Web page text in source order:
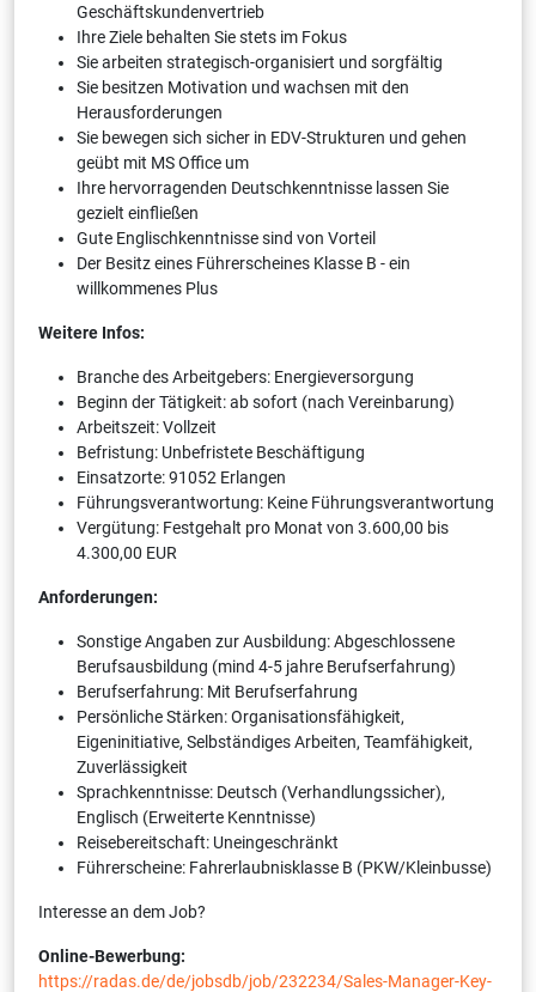
Geschäftskundenvertrieb
Ihre Ziele behalten Sie stets im Fokus
Sie arbeiten strategisch-organisiert und sorgfältig
Sie besitzen Motivation und wachsen mit den
Herausforderungen
Sie bewegen sich sicher in EDV-Strukturen und gehen
geübt mit MS Office um
Ihre hervorragenden Deutschkenntnisse lassen Sie
gezielt einfließen
Gute Englischkenntnisse sind von Vorteil
Der Besitz eines Führerscheines Klasse B - ein
willkommenes Plus
Weitere Infos:
Branche des Arbeitgebers: Energieversorgung
Beginn der Tätigkeit: ab sofort (nach Vereinbarung)
Arbeitszeit: Vollzeit
Befristung: Unbefristete Beschäftigung
Einsatzorte: 91052 Erlangen
Führungsverantwortung: Keine Führungsverantwortung
Vergütung: Festgehalt pro Monat von 3.600,00 bis
4.300,00 EUR
Anforderungen:
Sonstige Angaben zur Ausbildung: Abgeschlossene
Berufsausbildung (mind 4-5 jahre Berufserfahrung)
Berufserfahrung: Mit Berufserfahrung
Persönliche Stärken: Organisationsfähigkeit,
Eigeninitiative, Selbständiges Arbeiten, Teamfähigkeit,
Zuverlässigkeit
Sprachkenntnisse: Deutsch (Verhandlungssicher),
Englisch (Erweiterte Kenntnisse)
Reisebereitschaft: Uneingeschränkt
Führerscheine: Fahrerlaubnisklasse B (PKW/Kleinbusse)
Interesse an dem Job?
Online-Bewerbung:
https://radas.de/de/jobsdb/job/232234/Sales-Manager-Key-